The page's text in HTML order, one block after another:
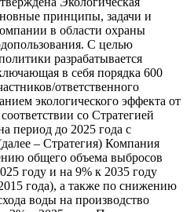
принципы, задачи и
в области охраны
С целью
разрабатывается
в себя порядка 600
ответственного
экологического эффекта от
со Стратегией
период до 2025 года с
– Стратегия) Компания
общего объема выбросов
году и на 9% к 2035 году
года), а также по снижению
воды на производство